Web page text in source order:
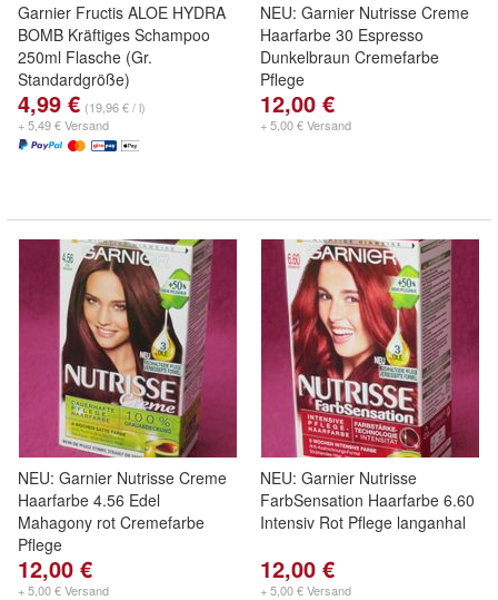
Garnier Fructis ALOE HYDRA
BOMB Kräftiges Schampoo
250ml Flasche (Gr.
Standardgröße)
4,99 € (19,96 € / l)
+ 5,49 € Versand
NEU: Garnier Nutrisse Creme
Haarfarbe 30 Espresso
Dunkelbraun Cremefarbe
Pflege
12,00 €
+ 5,00 € Versand
NEU: Garnier Nutrisse Creme
Haarfarbe 4.56 Edel
Mahagony rot Cremefarbe
Pflege
12,00 €
+ 5,00 € Versand
NEU: Garnier Nutrisse
FarbSensation Haarfarbe 6.60
Intensiv Rot Pflege langanhal
12,00 €
+ 5,00 € Versand